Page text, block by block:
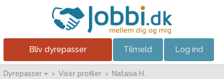
Bliv dyrepasser Tilmeld Log ind
Dyrepasser › Viser profiler › Natasia H.